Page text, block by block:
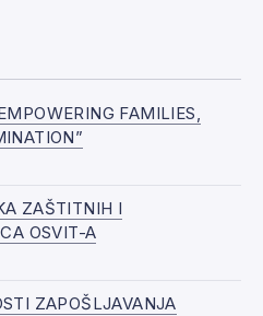
FAMILIES,
ZAŠTITNIH I
OSVIT-A
ZAPOŠLJAVANJA